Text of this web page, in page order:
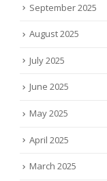
September 2025
August 2025
July 2025
June 2025
May 2025
April 2025
March 2025